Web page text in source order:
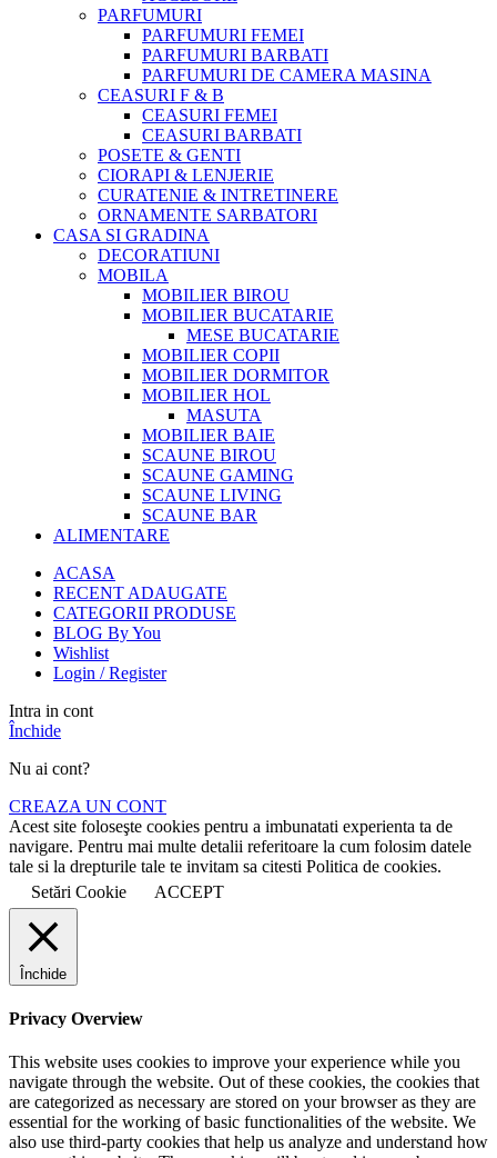
PARFUMURI
PARFUMURI FEMEI
PARFUMURI BARBATI
PARFUMURI DE CAMERA MASINA
CEASURI F & B
CEASURI FEMEI
CEASURI BARBATI
POSETE & GENTI
CIORAPI & LENJERIE
CURATENIE & INTRETINERE
ORNAMENTE SARBATORI
CASA SI GRADINA
DECORATIUNI
MOBILA
MOBILIER BIROU
MOBILIER BUCATARIE
MESE BUCATARIE
MOBILIER COPII
MOBILIER DORMITOR
MOBILIER HOL
MASUTA
MOBILIER BAIE
SCAUNE BIROU
SCAUNE GAMING
SCAUNE LIVING
SCAUNE BAR
ALIMENTARE
ACASA
RECENT ADAUGATE
CATEGORII PRODUSE
BLOG By You
Wishlist
Login / Register
Intra in cont
Închide
Nu ai cont?
CREAZA UN CONT
Acest site foloseşte cookies pentru a imbunatati experienta ta de
navigare. Pentru mai multe detalii referitoare la cum folosim datele
tale si la drepturile tale te invitam sa citesti Politica de cookies.
Setări Cookie
ACCEPT
Închide
Privacy Overview
This website uses cookies to improve your experience while you
navigate through the website. Out of these cookies, the cookies that
are categorized as necessary are stored on your browser as they are
essential for the working of basic functionalities of the website. We
also use third-party cookies that help us analyze and understand how